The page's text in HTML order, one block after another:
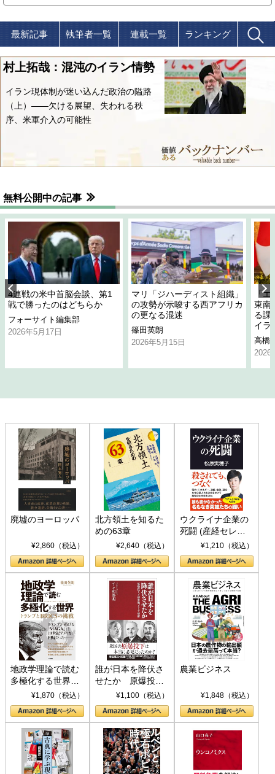
最新記事 執筆者一覧 連載一覧 ランキング
村上拓哉：混沌のイラン情勢
イラン現体制が迷い込んだ政治の隘路
（上）――欠ける展望、失われる秩
序、米軍介入の可能性
無料公開中の記事
4連戦の米中首脳会談、第1
戦で勝ったのはどちらか
フォーサイト編集部
2026年5月17日
マリ「ジハーディスト組織」
の攻勢が示唆する西アフリカ
の更なる混迷
篠田英朗
2026年5月15日
「
東南
る課
イラ
高橋
2026
廃墟のヨーロッパ
¥2,860（税込）
北方領土を知るた
めの63章
¥2,640（税込）
ウクライナ企業の
死闘 (産経セレク
ト S 039)¥1,210（税込）
地政学理論で読む
多極化する世界：
トランプとBRICS
の挑戦
¥1,870（税込）
誰が日本を降伏さ
せたか 原爆投
下、ソ連参戦、そ
して聖断 (PHP新
書)
¥1,100（税込）
農業ビジネス
¥1,848（税込）